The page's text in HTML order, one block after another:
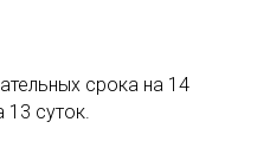
срока на 14
13 суток.